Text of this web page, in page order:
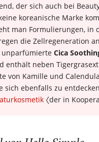
der sich auch bei
koreanische Marke
man Formulierungen, in
die Zellregeneration
unparfümierte Cica
enthält neben
von Kamille und
sich ebenfalls zu
〈der in